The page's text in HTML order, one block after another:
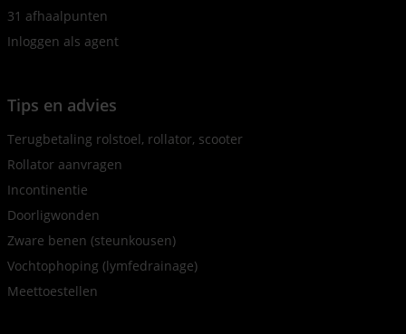
31 afhaalpunten
Inloggen als agent
Tips en advies
Terugbetaling rolstoel, rollator, scooter
Rollator aanvragen
Incontinentie
Doorligwonden
Zware benen (steunkousen)
Vochtophoping (lymfedrainage)
Meettoestellen